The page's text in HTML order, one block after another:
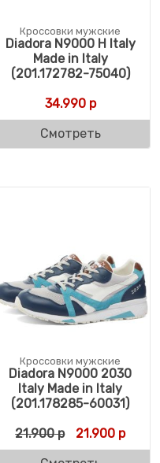
цена составляла 19.990
13.993 р.
Кроссовки мужские
Diadora N9000 H Italy
Made in Italy
(201.172782-75040)
34.990р
Смотреть
цена составляла 34.990
цена: 24.493 р.
Кроссовки мужские
Diadora N9000 2030
Italy Made in Italy
(201.178285-60031)
21.900р 21.900 р